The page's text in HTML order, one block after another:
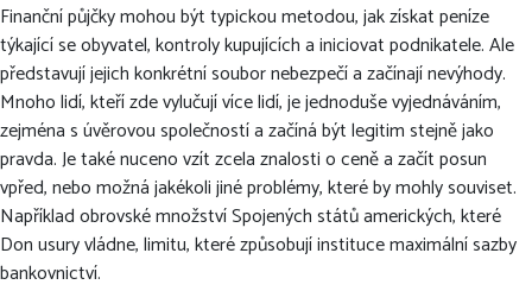
Finanční půjčky mohou být typickou metodou, jak získat peníze
týkající se obyvatel, kontroly kupujících a iniciovat podnikatele. Ale
představují jejich konkrétní soubor nebezpečí a začínají nevýhody.
Mnoho lidí, kteří zde vylučují více lidí, je jednoduše vyjednáváním,
zejména s úvěrovou společností a začíná být legitim stejně jako
pravda. Je také nuceno vzít zcela znalosti o ceně a začít posun
vpřed, nebo možná jakékoli jiné problémy, které by mohly souviset.
Například obrovské množství Spojených států amerických, které
Don usury vládne, limitu, které způsobují instituce maximální sazby
bankovnictví.